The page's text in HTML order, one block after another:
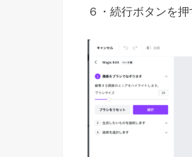
６・続行ボタンを押